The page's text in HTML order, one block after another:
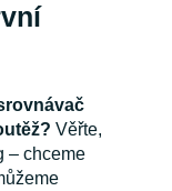
Věřte,
– chceme